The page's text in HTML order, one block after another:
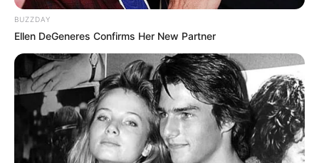
BUZZDAY
Ellen DeGeneres Confirms Her New Partner